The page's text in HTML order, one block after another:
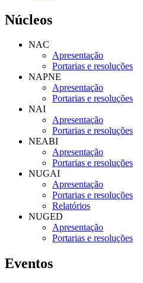
Núcleos
NAC
Apresentação
Portarias e resoluções
NAPNE
Apresentação
Portarias e resoluções
NAI
Apresentação
Portarias e resoluções
NEABI
Apresentação
Portarias e resoluções
NUGAI
Apresentação
Portarias e resoluções
Relatórios
NUGED
Apresentação
Portarias e resoluções
Eventos